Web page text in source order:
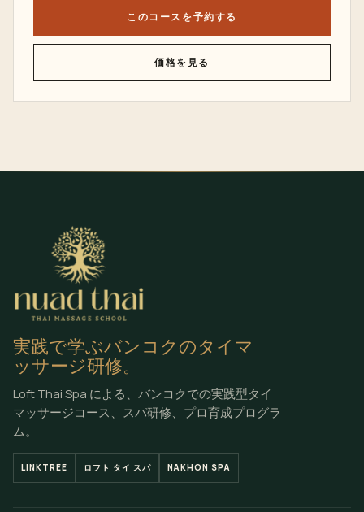
このコースを予約する
価格を見る
実践で学ぶバンコクのタイマ
ッサージ研修。
Loft Thai Spa による、バンコクでの実践型タイ
マッサージコース、スパ研修、プロ育成プログラ
ム。
LINKTREE ロフト タイ スパ NAKHON SPA